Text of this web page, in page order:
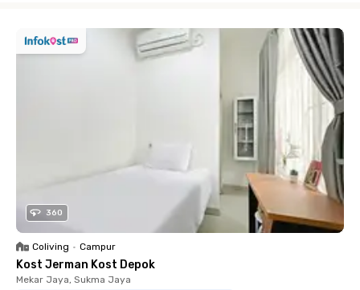
360
Coliving • Campur
Kost Jerman Kost Depok
Mekar Jaya, Sukma Jaya